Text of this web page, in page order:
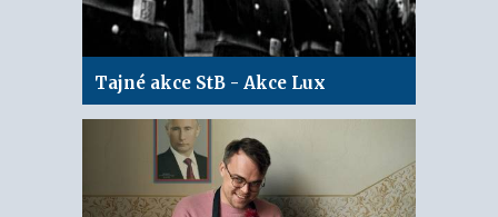
Tajné akce StB - Akce Lux